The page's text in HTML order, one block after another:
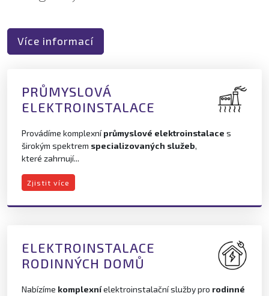
Více informací
PRŮMYSLOVÁ
ELEKTROINSTALACE
Provádíme komplexníprůmyslové elektroinstalace s
širokým spektrem specializovaných služeb,
které zahrnují...
Zjistit více
ELEKTROINSTALACE
RODINNÝCH DOMŮ
Nabízíme komplexníelektroinstalační služby pro rodinné